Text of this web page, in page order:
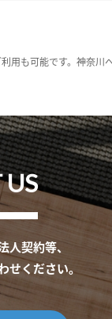
も可能です。神奈
契約等、
ください。